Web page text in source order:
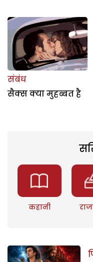
संबंध
सैक्स क्या मुहब्बत है
कहानी